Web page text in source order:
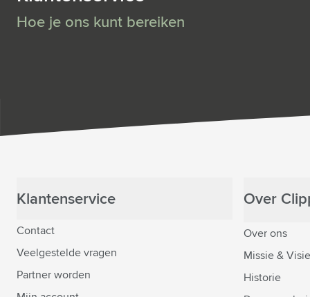
Hoe je ons kunt bereiken
Klantenservice
Contact
Veelgestelde vragen
Partner worden
Over
Over ons
Missie & Visie
Historie